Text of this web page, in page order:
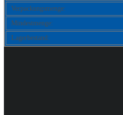
Verpackungsmenge:
Mindestmenge:
Lagerbestand: